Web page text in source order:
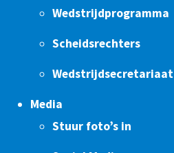
Wedstrijdprogramma
Scheidsrechters
Wedstrijdsecretariaat
Media
Stuur foto’s in